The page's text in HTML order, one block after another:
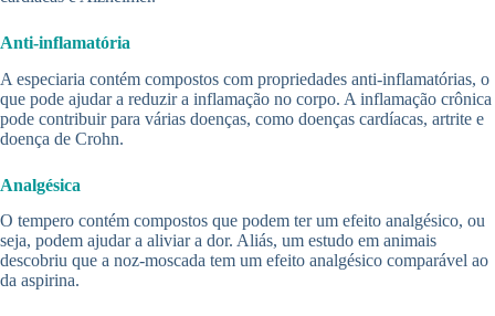
Anti-inflamatória
A especiaria contém compostos com propriedades anti-inflamatórias, o
que pode ajudar a reduzir a inflamação no corpo. A inflamação crônica
pode contribuir para várias doenças, como doenças cardíacas, artrite e
doença de Crohn.
Analgésica
O tempero contém compostos que podem ter um efeito analgésico, ou
seja, podem ajudar a aliviar a dor. Aliás, um estudo em animais
descobriu que a noz-moscada tem um efeito analgésico comparável ao
da aspirina.